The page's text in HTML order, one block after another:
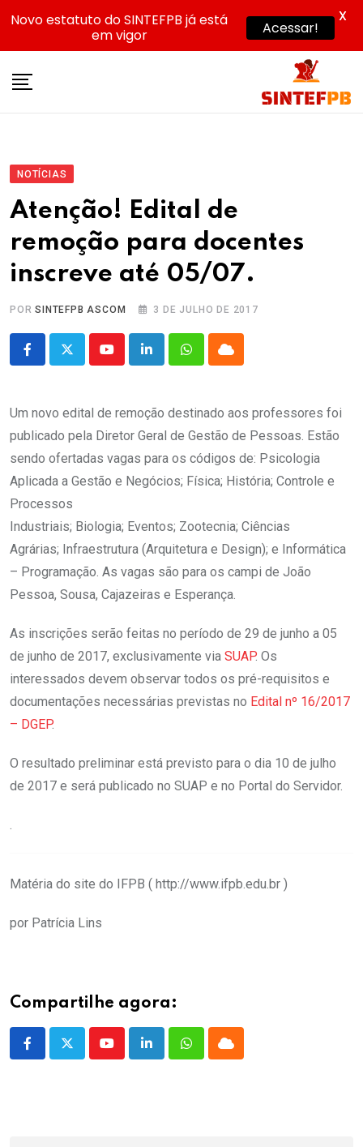
NOTÍCIAS
Atenção! Edital de
remoção para docentes
inscreve até 05/07.
PORSINTEFPB ASCOM 3 DE JULHO DE 2017
YoutubeLinkedInWhatsappCloud
Um novo edital de remoção destinado aos professores foi
publicado pela Diretor Geral de Gestão de Pessoas. Estão
sendo ofertadas vagas para os códigos de: Psicologia
Aplicada a Gestão e Negócios; Física; História; Controle e
Processos
Industriais; Biologia; Eventos; Zootecnia; Ciências
Agrárias; Infraestrutura (Arquitetura e Design); e Informática
– Programação. As vagas são para os campi de João
Pessoa, Sousa, Cajazeiras e Esperança.
As inscrições serão feitas no período de 29 de junho a 05
de junho de 2017, exclusivamente via SUAP. Os
interessados devem observar todos os pré-requisitos e
documentações necessárias previstas no Edital nº 16/2017
– DGEP.
O resultado preliminar está previsto para o dia 10 de julho
de 2017 e será publicado no SUAP e no Portal do Servidor.
.
Matéria do site do IFPB ( http://www.ifpb.edu.br )
por Patrícia Lins
Compartilhe agora:
YoutubeLinkedInWhatsappCloud
Novo estatuto do SINTEFPB já está
em vigor
Acessar!
X